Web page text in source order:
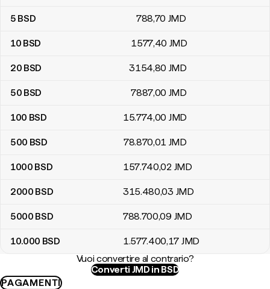
5 BSD 788,70 JMD
10 BSD 1577,40 JMD
20 BSD 3154,80 JMD
50 BSD 7887,00 JMD
100 BSD 15.774,00 JMD
500 BSD 78.870,01 JMD
1000 BSD 157.740,02 JMD
2000 BSD 315.480,03 JMD
5000 BSD 788.700,09 JMD
10.000 BSD 1.577.400,17 JMD
Vuoi convertire al contrario?
Converti JMD in BSD
PAGAMENTI